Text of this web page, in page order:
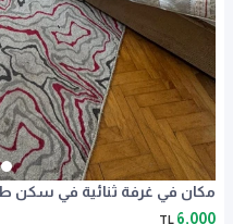
مكان في غرفة ثنائية في سكن
6,000
TL